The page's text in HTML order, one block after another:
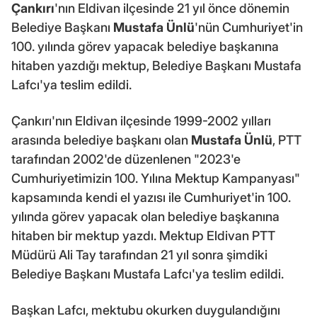
Çankırı'nın Eldivan ilçesinde 21 yıl önce dönemin
Belediye Başkanı Mustafa Ünlü'nün Cumhuriyet'in
100. yılında görev yapacak belediye başkanına
hitaben yazdığı mektup, Belediye Başkanı Mustafa
Lafcı'ya teslim edildi.
Çankırı'nın Eldivan ilçesinde 1999-2002 yılları
arasında belediye başkanı olan Mustafa Ünlü, PTT
tarafından 2002'de düzenlenen "2023'e
Cumhuriyetimizin 100. Yılına Mektup Kampanyası"
kapsamında kendi el yazısı ile Cumhuriyet'in 100.
yılında görev yapacak olan belediye başkanına
hitaben bir mektup yazdı. Mektup Eldivan PTT
Müdürü Ali Tay tarafından 21 yıl sonra şimdiki
Belediye Başkanı Mustafa Lafcı'ya teslim edildi.
Başkan Lafcı, mektubu okurken duygulandığını